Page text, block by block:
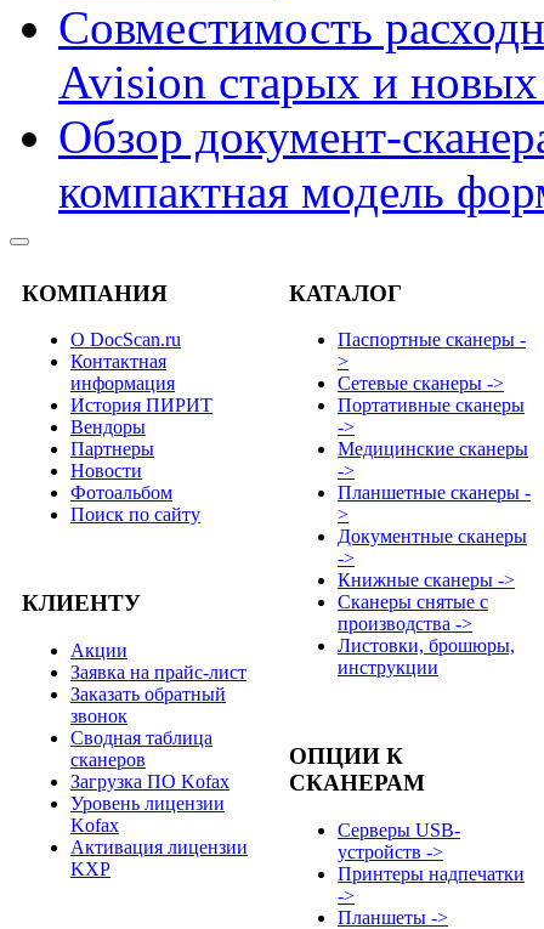
Совместимость
Avision старых и новых
Обзор документ-
компактная модель
КОМПАНИЯ
О DocScan.ru
Контактная
информация
История ПИРИТ
Вендоры
Партнеры
Новости
Фотоальбом
Поиск по сайту
КЛИЕНТУ
Акции
Заявка на прайс-лист
Заказать обратный
звонок
Сводная таблица
сканеров
Загрузка ПО Kofax
Уровень лицензии
Kofax
Активация лицензии
KXP
КАТАЛОГ
Паспортные сканеры -
>
Сетевые сканеры ->
Портативные сканеры
->
Медицинские сканеры
->
Планшетные сканеры -
>
Документные сканеры
->
Книжные сканеры ->
Сканеры снятые с
производства ->
Листовки, брошюры,
инструкции
ОПЦИИ К
СКАНЕРАМ
Серверы USB-
устройств ->
Принтеры надпечатки
->
Планшеты ->